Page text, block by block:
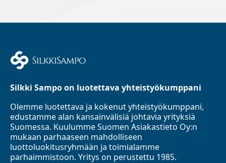
Silkki Sampo on luotettava yhteistyökumppani
Olemme luotettava ja kokenut yhteistyökumppani,
edustamme alan kansainvälisiä johtavia yrityksiä
Suomessa. Kuulumme Suomen Asiakastieto Oy:n
mukaan parhaaseen mahdolliseen
luottoluokitusryhmään ja toimialamme
parhaimmistoon. Yritys on perustettu 1985.